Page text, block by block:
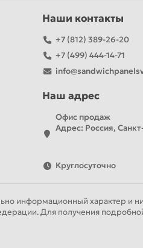
Наши контакты
+7 (812) 389-26-20
+7 (499) 444-14-71
Наш адрес
Офис продаж
Адрес: Россия,
Круглосуточно
информационный характер и
Для получения